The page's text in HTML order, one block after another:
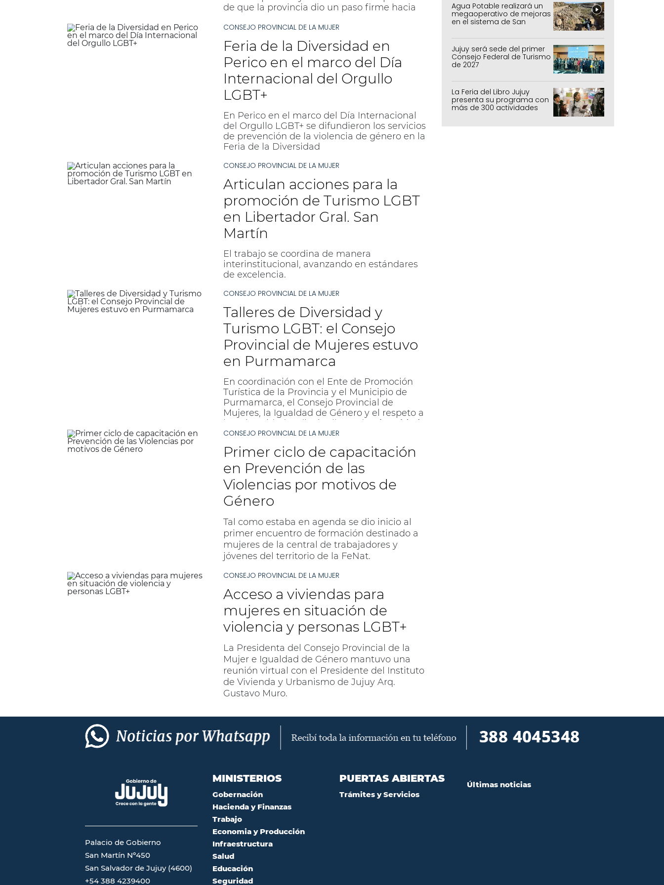
de que la provincia dio un paso firme hacia
respetuoso y alineado con los estándares
contemporáneos del sector.
CONSEJO PROVINCIAL DE LA MUJER
Feria de la Diversidad en
Perico en el marco del Día
Internacional del Orgullo
LGBT+
En Perico en el marco del Día Internacional
del Orgullo LGBT+ se difundieron los servicios
de prevención de la violencia de género en la
Feria de la Diversidad
CONSEJO PROVINCIAL DE LA MUJER
Articulan acciones para la
promoción de Turismo LGBT
en Libertador Gral. San
Martín
El trabajo se coordina de manera
interinstitucional, avanzando en estándares
de excelencia.
CONSEJO PROVINCIAL DE LA MUJER
Talleres de Diversidad y
Turismo LGBT: el Consejo
Provincial de Mujeres estuvo
en Purmamarca
En coordinación con el Ente de Promoción
Turística de la Provincia y el Municipio de
Purmamarca, el Consejo Provincial de
Mujeres, la Igualdad de Género y el respeto a
las Diversidades dictó talleres de
Diversidad
y Turismo LGBT.
CONSEJO PROVINCIAL DE LA MUJER
Primer ciclo de capacitación
en Prevención de las
Violencias por motivos de
Género
Tal como estaba en agenda se dio inicio al
primer encuentro de formación destinado a
mujeres de la central de trabajadores y
jóvenes del territorio de la FeNat.
CONSEJO PROVINCIAL DE LA MUJER
Acceso a viviendas para
mujeres en situación de
violencia y personas LGBT+
La Presidenta del Consejo Provincial de la
Mujer e Igualdad de Género mantuvo una
reunión virtual con el Presidente del Instituto
de Vivienda y Urbanismo de Jujuy Arq.
Gustavo Muro.
Agua Potable realizará un
megaoperativo de mejoras
en el sistema de San
Jujuy será sede del primer
Consejo Federal de Turismo
de 2027
La Feria del Libro Jujuy
presenta su programa con
más de 300 actividades
Palacio de Gobierno
San Martín Nº450
San Salvador de Jujuy (4600)
+54 388 4239400
MINISTERIOS
Gobernación
Hacienda y Finanzas
Trabajo
Economia y Producción
Infraestructura
Salud
Educación
Seguridad
PUERTAS ABIERTAS
Trámites y Servicios
Últimas noticias